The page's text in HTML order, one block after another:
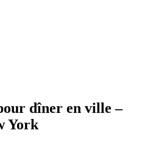
dîner en ville –
York